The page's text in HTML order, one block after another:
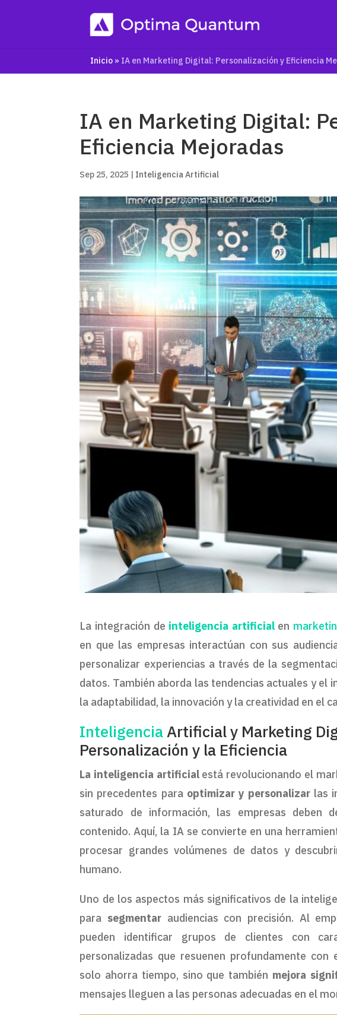
Inicio » IA en Marketing Digital: Personalización y Eficiencia
IA en Marketing Digital:
Eficiencia Mejoradas
Sep 25, 2025 | Inteligencia Artificial
La integración de inteligencia artificialen
en que las empresas interactúan con sus
personalizar experiencias a través de la
datos. También aborda las tendencias actuales y el
la adaptabilidad, la innovación y la creatividad en el
InteligenciaArtificial y Marketing
Personalización y la Eficiencia
La inteligencia artificialestá revolucionando el
sin precedentes para optimizar y personalizarlas
saturado de información, las empresas deben
contenido. Aquí, la IA se convierte en una
procesar grandes volúmenes de datos y
humano.
Uno de los aspectos más significativos de la
para segmentar audiencias con precisión. Al
pueden identificar grupos de clientes con
personalizadas que resuenen profundamente
solo ahorra tiempo, sino que también mejora
mensajes lleguen a las personas adecuadas en el